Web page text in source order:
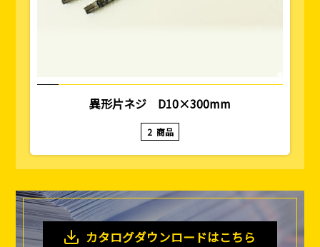
異形片ネジ D10×300mm
2 商品
カタログダウンロードはこちら